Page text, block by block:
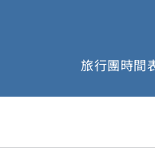
旅行團時間